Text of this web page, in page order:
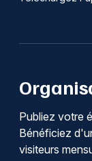
Publiez votre
Bénéficiez
visiteurs